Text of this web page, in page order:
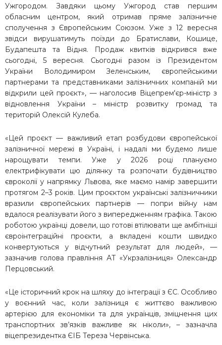
Ужгородом. Завдяки цьому Ужгород став першим
обласним центром, який отримав пряме залізничне
сполучення з Європейським Союзом. Уже з 12 вересня
звідси вирушатимуть поїзди до Братислави, Кошице,
Будапешта та Відня. Продаж квитків відкрився вже
сьогодні, 5 вересня. Сьогодні разом із Президентом
України Володимиром Зеленським, європейськими
партнерами та представниками залізничних компаній ми
відкрили цей проєкт», — наголосив Віцепрем'єр-міністр з
відновлення України – міністр розвитку громад та
територій Олексій Кулеба.
«Цей проєкт — важливий етап розбудови європейської
залізничної мережі в Україні, і надалі ми будемо лише
нарощувати темпи. Уже у 2026 році плануємо
електрифікувати цю ділянку та розпочати будівництво
євроколії у напрямку Львова, яке маємо намір завершити
протягом 2–3 років. Цим проєктом українські залізничники
вразили європейських партнерів — попри війну нам
вдалося реалізувати його з випередженням графіка. Такою
роботою українці довели, що готові втілювати ще амбітніші
євроінтеграційні проєкти, а вкладені кошти швидко
конвертуються у відчутний результат для людей», —
зазначив голова правління АТ «Укрзалізниця» Олександр
Перцовський.
«Це історичний крок на шляху до інтеграції з ЄС. Особливо
у воєнний час, коли залізниця є життєво важливою
артерією для економіки та для українців, зміцнення цих
транспортних зв’язків важливе як ніколи», – зазначла
віцепрезидентка ЄІБ Тереза Червінська.